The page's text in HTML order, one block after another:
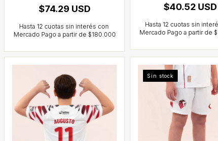
$74.29 USD $40.52 USD
Sin stock